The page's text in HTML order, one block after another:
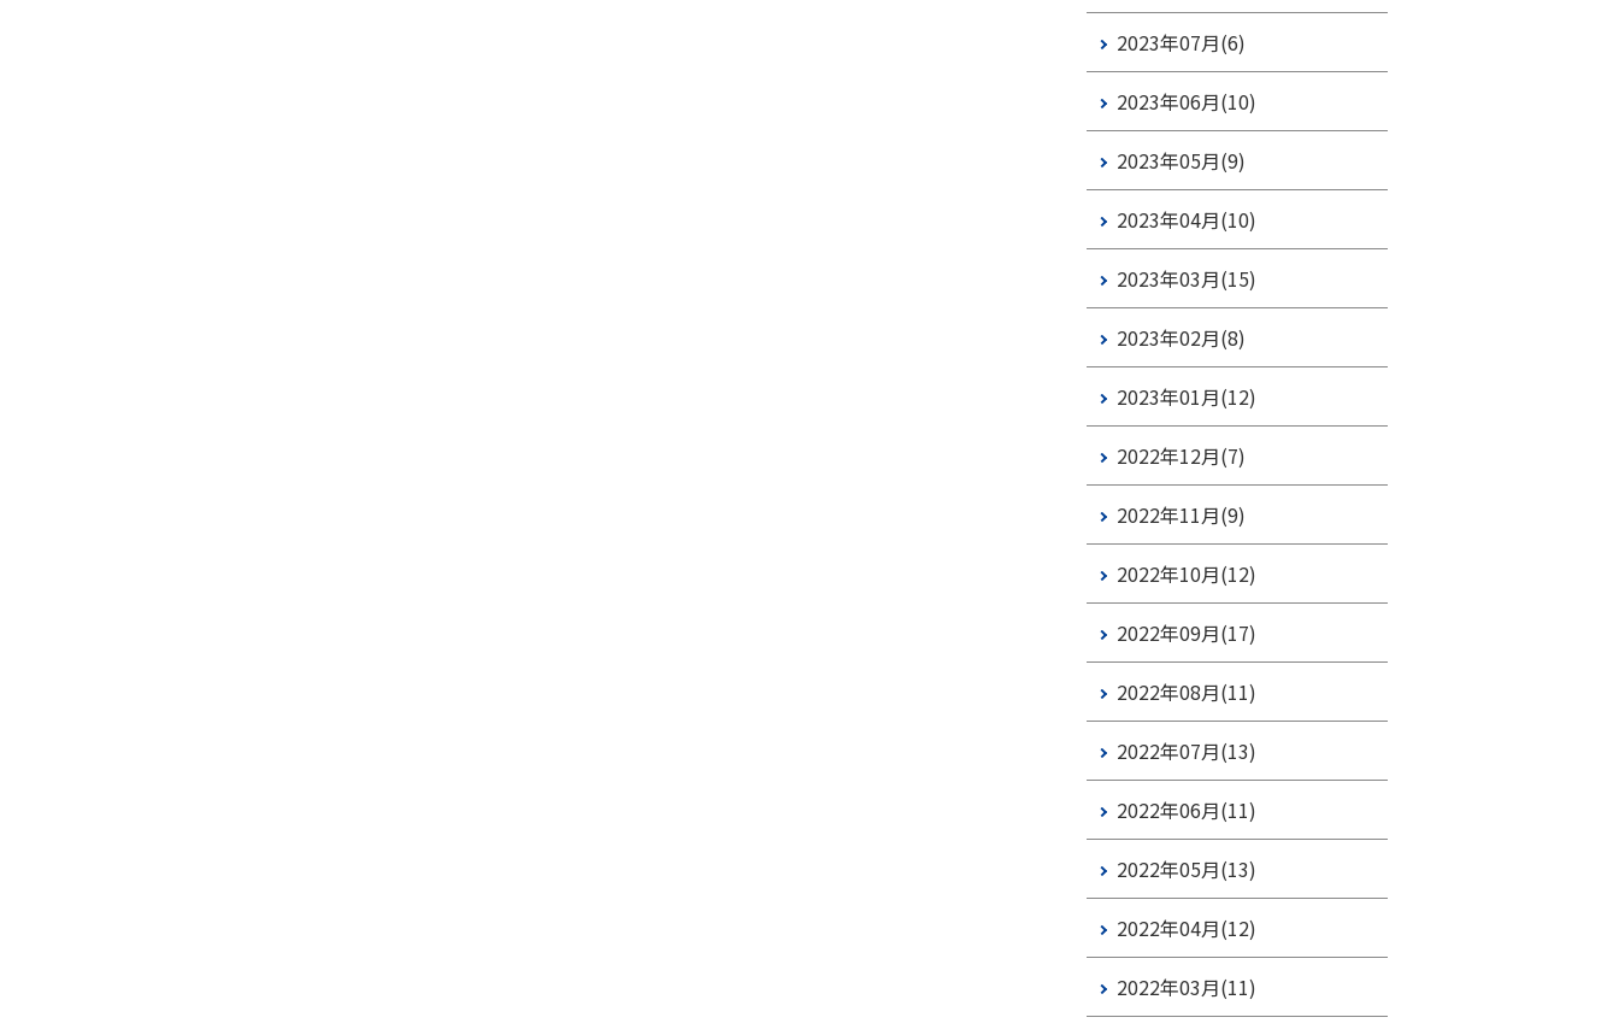
2023年07月(6)
2023年06月(10)
2023年05月(9)
2023年04月(10)
2023年03月(15)
2023年02月(8)
2023年01月(12)
2022年12月(7)
2022年11月(9)
2022年10月(12)
2022年09月(17)
2022年08月(11)
2022年07月(13)
2022年06月(11)
2022年05月(13)
2022年04月(12)
2022年03月(11)